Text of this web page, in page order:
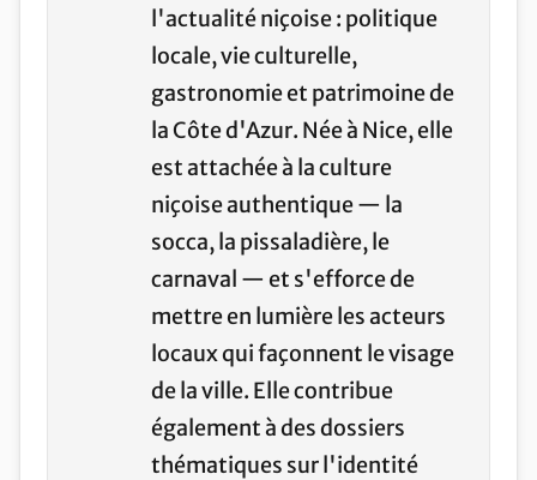
l'actualité niçoise : politique
locale, vie culturelle,
gastronomie et patrimoine de
la Côte d'Azur. Née à Nice, elle
est attachée à la culture
niçoise authentique — la
socca, la pissaladière, le
carnaval — et s'efforce de
mettre en lumière les acteurs
locaux qui façonnent le visage
de la ville. Elle contribue
également à des dossiers
thématiques sur l'identité